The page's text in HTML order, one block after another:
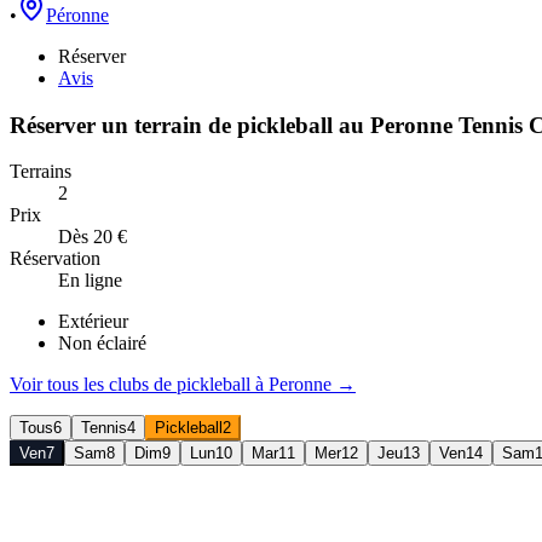
•
Péronne
Réserver
Avis
Réserver un terrain de pickleball au Peronne Tennis
Terrains
2
Prix
Dès 20 €
Réservation
En ligne
Extérieur
Non éclairé
Voir tous les clubs de pickleball à Peronne →
Tous6 Tennis4 Pickleball 2
Ven7 Sam8 Dim9 Lun10 Mar11 Mer12 Jeu13 Ven14 Sam